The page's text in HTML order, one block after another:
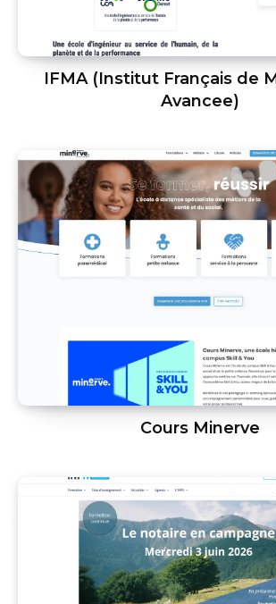
IFMA (Institut Français de
Avancee)
Cours Minerve